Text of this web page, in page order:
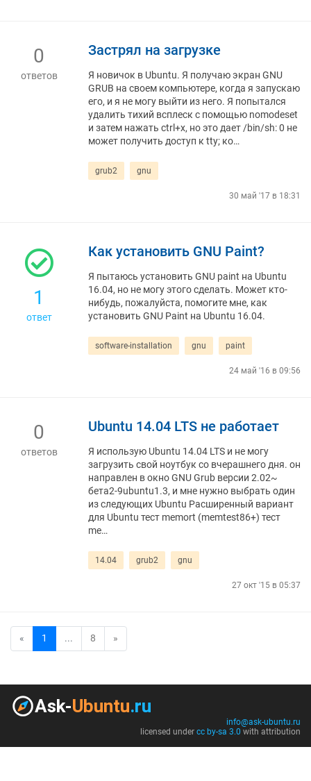
0
ответов
Застрял на загрузке
Я новичок в Ubuntu. Я получаю экран GNU
GRUB на своем компьютере, когда я запускаю
его, и я не могу выйти из него. Я попытался
удалить тихий всплеск с помощью nomodeset
и затем нажать ctrl+x, но это дает /bin/sh: 0 не
может получить доступ к tty; ко…
grub2 gnu
30 май '17 в 18:31
1
ответ
Как установить GNU Paint?
Я пытаюсь установить GNU paint на Ubuntu
16.04, но не могу этого сделать. Может кто-
нибудь, пожалуйста, помогите мне, как
установить GNU Paint на Ubuntu 16.04.
software-installation gnu paint
24 май '16 в 09:56
0
ответов
Ubuntu 14.04 LTS не работает
Я использую Ubuntu 14.04 LTS и не могу
загрузить свой ноутбук со вчерашнего дня. он
направлен в окно GNU Grub версии 2.02~
бета2-9ubuntu1.3, и мне нужно выбрать один
из следующих Ubuntu Расширенный вариант
для Ubuntu тест memort (memtest86+) тест
me…
14.04 grub2 gnu
27 окт '15 в 05:37
« 1 ... 8 »
info@ask-ubuntu.ru
licensed under cc by-sa 3.0 with attribution